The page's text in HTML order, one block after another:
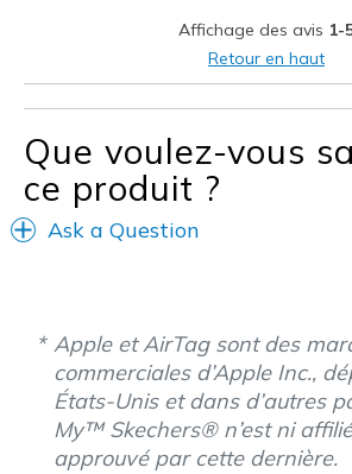
Affichage des avis 1-
Retour en haut
Que voulez-vous
ce produit ?
Ask a Question
Apple et AirTag sont des
commerciales d’Apple Inc.,
États-Unis et dans d’autres
My™ Skechers® n’est ni
approuvé par cette dernière.